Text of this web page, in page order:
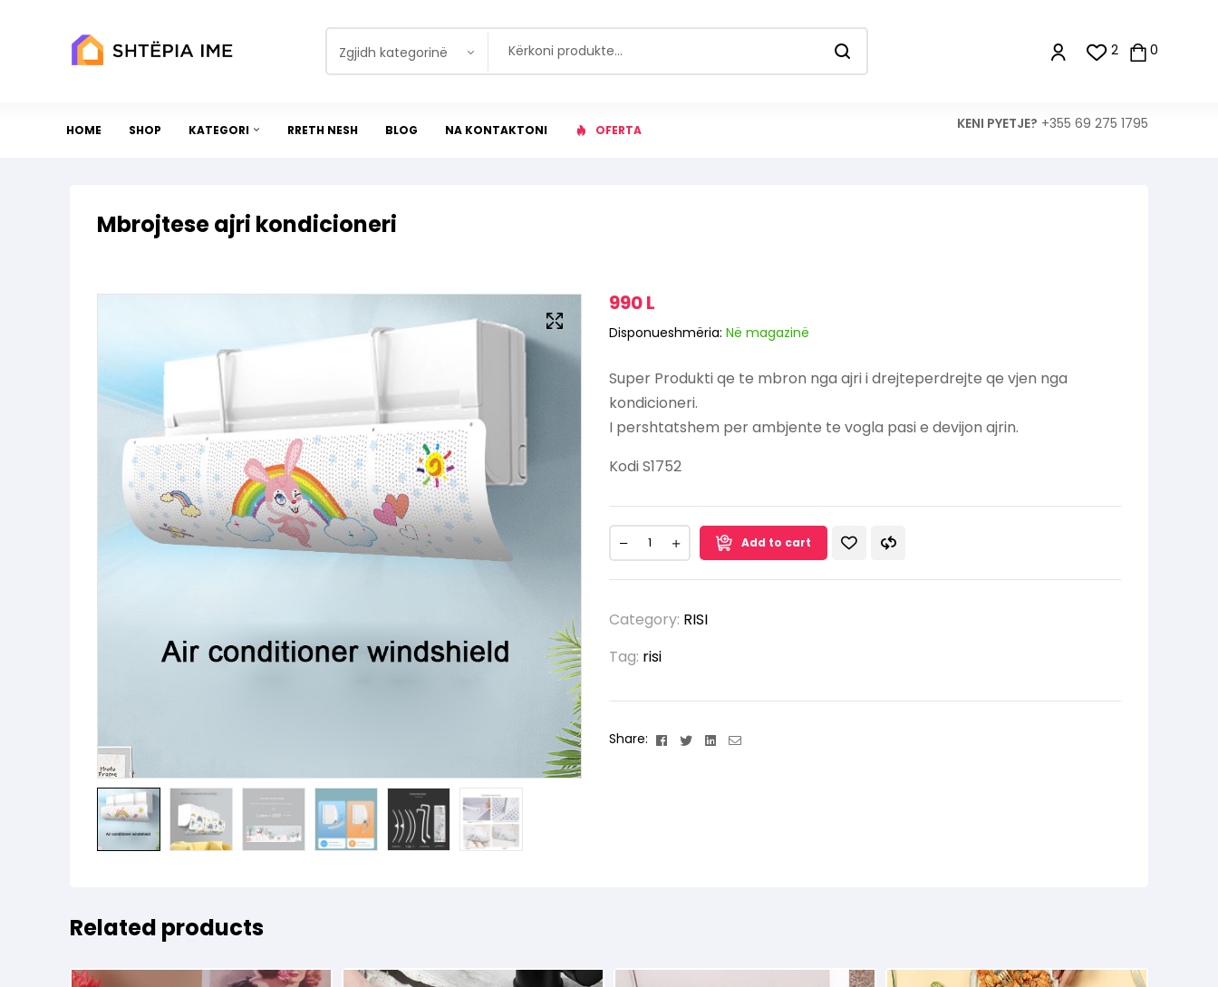
Zgjidh kategorinë 2 0
HOME SHOP KATEGORI RRETH NESH BLOG NA KONTAKTONI OFERTA KENI PYETJE? +355 69 275 1795
Mbrojtese ajri kondicioneri
990L
Disponueshmëria: Në magazinë
Super Produkti qe te mbron nga ajri i drejteperdrejte qe vjen nga
kondicioneri.
I pershtatshem per ambjente te vogla pasi e devijon ajrin.
Kodi S1752
Add to cart
Category: RISI
Tag: risi
Share: Facebook
TwitterLinkedin
Email
Related products